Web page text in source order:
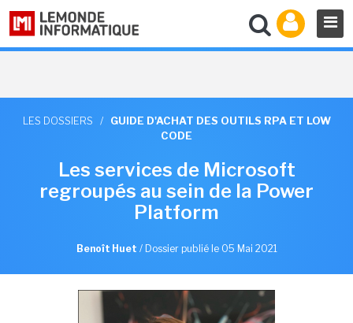
LES DOSSIERS /
GUIDE D'ACHAT DES OUTILS RPA ET LOW
CODE
Les services de Microsoft
regroupés au sein de la Power
Platform
Benoît Huet / Dossier publié le 05 Mai 2021